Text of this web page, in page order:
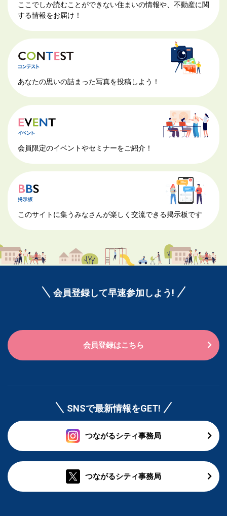
ここでしか読むことができない住まいの情報や、不動産に関
する情報をお届け！
あなたの思いの詰まった写真を投稿しよう！
会員限定のイベントやセミナーをご紹介！
このサイトに集うみなさんが楽しく交流できる掲示板です
会員登録して早速参加しよう!
会員登録はこちら
SNSで最新情報をGET!
つながるシティ事務局
つながるシティ事務局